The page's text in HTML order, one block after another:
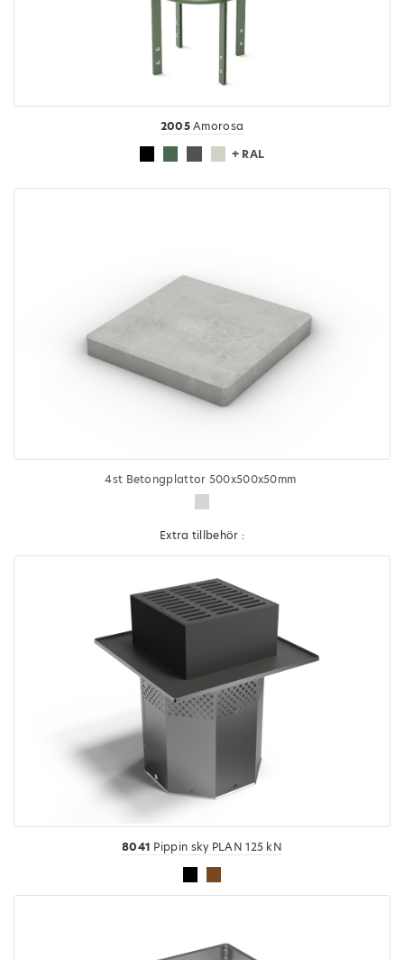
2005Amorosa
+ RAL
4st Betongplattor 500x500x50mm
Extra tillbehör :
8041 Pippin sky PLAN 125 kN